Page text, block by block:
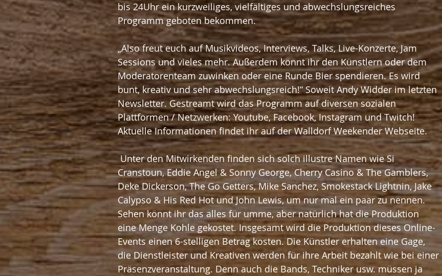
bis 24Uhr ein kurzweiliges, vielfältiges und abwechslungsreiches
Programm geboten bekommen.
„Also freut euch auf Musikvideos, Interviews, Talks, Live-Konzerte, Jam
Sessions und vieles mehr. Außerdem könnt ihr den Künstlern oder dem
Moderatorenteam zuwinken oder eine Runde Bier spendieren. Es wird
bunt, kreativ und sehr abwechslungsreich!“ Soweit Andy Widder im letzten
Newsletter. Gestreamt wird das Programm auf diversen sozialen
Plattformen / Netzwerken: Youtube, Facebook, Instagram und Twitch!
Aktuelle Informationen findet ihr auf der Walldorf Weekender Webseite.
Unter den Mitwirkenden finden sich solch illustre Namen wie Si
Cranstoun, Eddie Angel & Sonny George, Cherry Casino & The Gamblers,
Deke Dickerson, The Go Getters, Mike Sanchez, Smokestack Lightnin, Jake
Calypso & His Red Hot und John Lewis, um nur mal ein paar zu nennen.
Sehen könnt ihr das alles für umme, aber natürlich hat die Produktion
eine Menge Kohle gekostet. Insgesamt wird die Produktion dieses Online-
Events einen 6-stelligen Betrag kosten. Die Künstler erhalten eine Gage,
die Dienstleister und Kreativen werden für ihre Arbeit bezahlt wie bei einer
Präsenzveranstaltung. Denn auch die Bands, Techniker usw. müssen ja